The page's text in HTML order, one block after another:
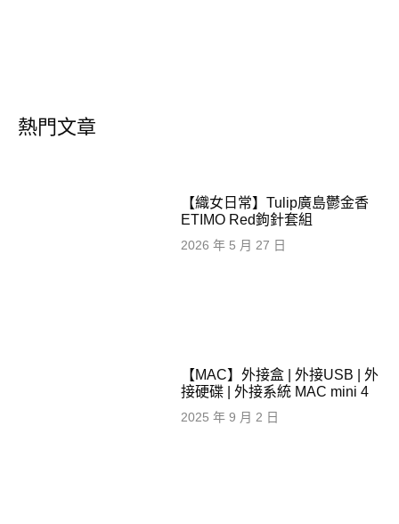
熱門文章
【織女日常】Tulip廣島鬱金香
ETIMO Red鉤針套組
2026 年 5 月 27 日
【MAC】外接盒 | 外接USB | 外
接硬碟 | 外接系統 MAC mini 4
2025 年 9 月 2 日